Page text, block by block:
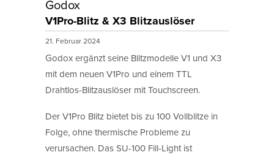
Godox
V1Pro-Blitz & X3 Blitzauslöser
21. Februar 2024
Godox ergänzt seine Blitzmodelle V1 und X3
mit dem neuen V1Pro und einem TTL
Drahtlos-Blitzauslöser mit Touchscreen.
Der V1Pro Blitz bietet bis zu 100 Vollblitze in
Folge, ohne thermische Probleme zu
verursachen. Das SU-100 Fill-Light ist